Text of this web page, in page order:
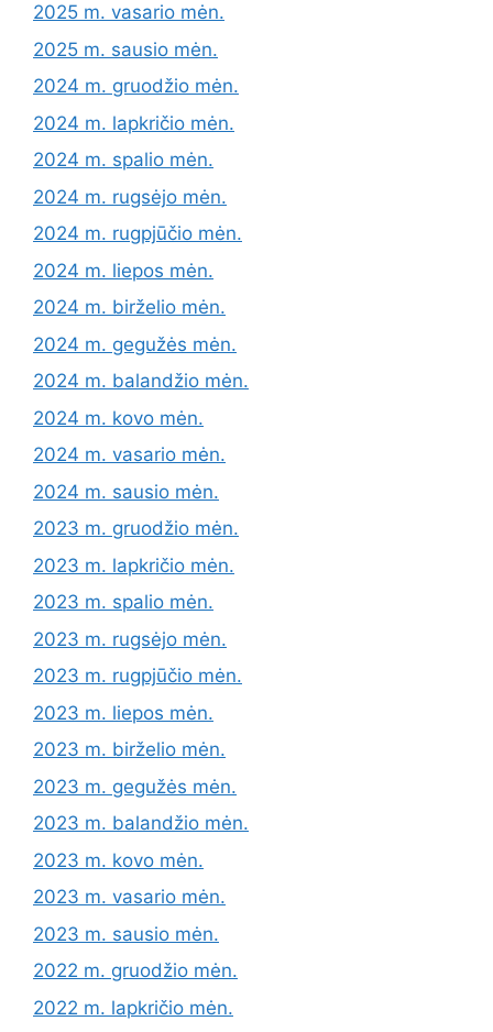
2025 m. vasario mėn.
2025 m. sausio mėn.
2024 m. gruodžio mėn.
2024 m. lapkričio mėn.
2024 m. spalio mėn.
2024 m. rugsėjo mėn.
2024 m. rugpjūčio mėn.
2024 m. liepos mėn.
2024 m. birželio mėn.
2024 m. gegužės mėn.
2024 m. balandžio mėn.
2024 m. kovo mėn.
2024 m. vasario mėn.
2024 m. sausio mėn.
2023 m. gruodžio mėn.
2023 m. lapkričio mėn.
2023 m. spalio mėn.
2023 m. rugsėjo mėn.
2023 m. rugpjūčio mėn.
2023 m. liepos mėn.
2023 m. birželio mėn.
2023 m. gegužės mėn.
2023 m. balandžio mėn.
2023 m. kovo mėn.
2023 m. vasario mėn.
2023 m. sausio mėn.
2022 m. gruodžio mėn.
2022 m. lapkričio mėn.